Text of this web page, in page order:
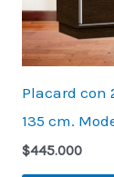
Placard con
135 cm.
$445.000